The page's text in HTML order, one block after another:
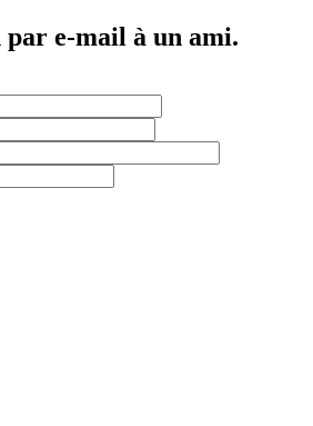
e-mail à un ami.